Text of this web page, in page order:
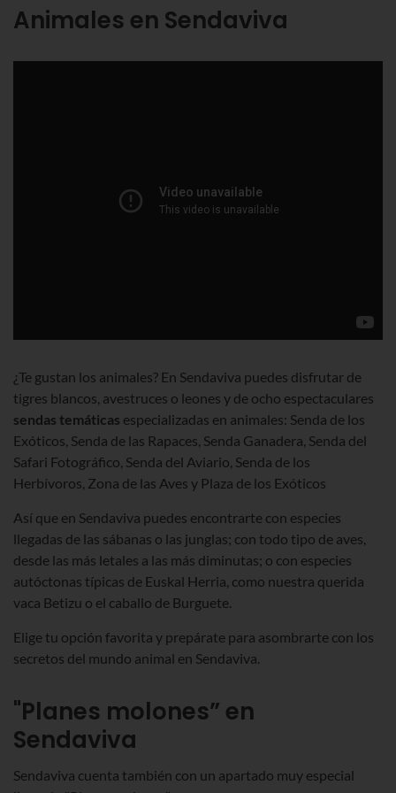
Animales en Sendaviva
¿Te gustan los animales? En Sendaviva puedes disfrutar de
tigres blancos, avestruces o leones y de ocho espectaculares
sendas temáticas especializadas en animales: Senda de los
Exóticos, Senda de las Rapaces, Senda Ganadera, Senda del
Safari Fotográfico, Senda del Aviario, Senda de los
Herbívoros, Zona de las Aves y Plaza de los Exóticos
Así que en Sendaviva puedes encontrarte con especies
llegadas de las sábanas o las junglas; con todo tipo de aves,
desde las más letales a las más diminutas; o con especies
autóctonas típicas de Euskal Herria, como nuestra querida
vaca Betizu o el caballo de Burguete.
Elige tu opción favorita y prepárate para asombrarte con los
secretos del mundo animal en Sendaviva.
"Planes molones” en
Sendaviva
Sendaviva cuenta también con un apartado muy especial